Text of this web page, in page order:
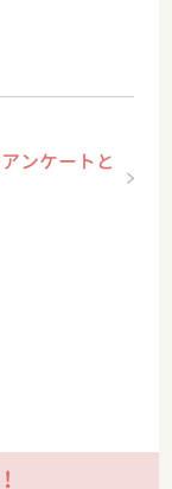
ンケートと